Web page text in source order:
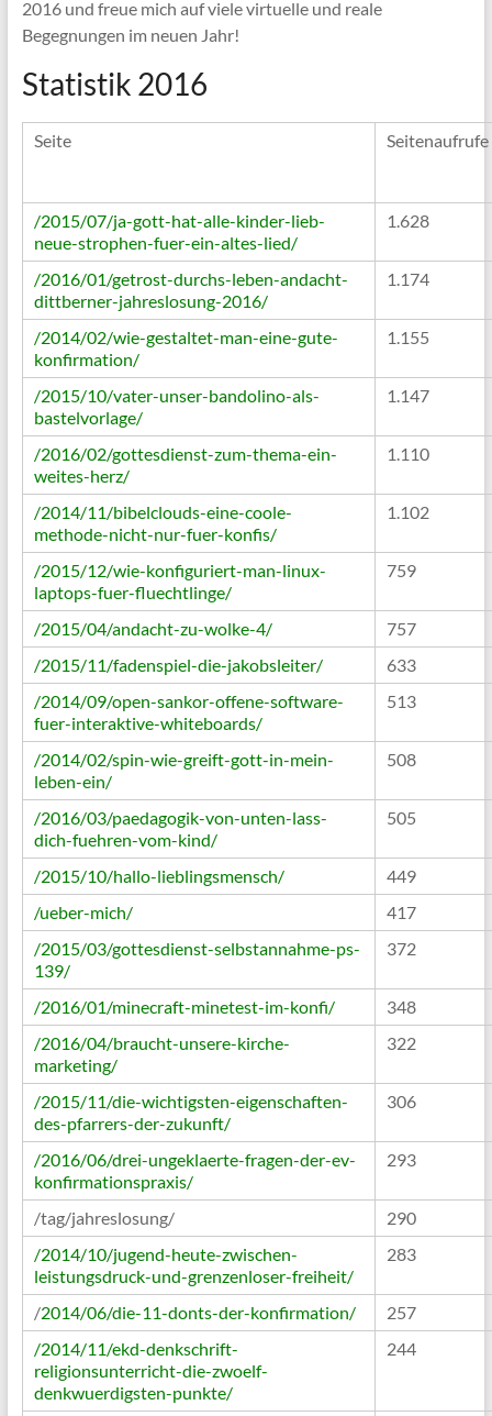
2016 und freue mich auf viele virtuelle und reale
Begegnungen im neuen Jahr!
Statistik 2016
Seite Seitenaufrufe
/2015/07/ja-gott-hat-alle-kinder-lieb-
neue-strophen-fuer-ein-altes-lied/
1.628
/2016/01/getrost-durchs-leben-andacht-
dittberner-jahreslosung-2016/
1.174
/2014/02/wie-gestaltet-man-eine-gute-
konfirmation/
1.155
/2015/10/vater-unser-bandolino-als-
bastelvorlage/
1.147
/2016/02/gottesdienst-zum-thema-ein-
weites-herz/
1.110
/2014/11/bibelclouds-eine-coole-
methode-nicht-nur-fuer-konfis/
1.102
/2015/12/wie-konfiguriert-man-linux-
laptops-fuer-fluechtlinge/
759
/2015/04/andacht-zu-wolke-4/
757
/2015/11/fadenspiel-die-jakobsleiter/
633
/2014/09/open-sankor-offene-software-
fuer-interaktive-whiteboards/
513
/2014/02/spin-wie-greift-gott-in-mein-
leben-ein/
508
/2016/03/paedagogik-von-unten-lass-
dich-fuehren-vom-kind/
505
/2015/10/hallo-lieblingsmensch/
449
/ueber-mich/
417
/2015/03/gottesdienst-selbstannahme-ps-
139/
372
/2016/01/minecraft-minetest-im-konfi/
348
/2016/04/braucht-unsere-kirche-
marketing/
322
/2015/11/die-wichtigsten-eigenschaften-
des-pfarrers-der-zukunft/
306
/2016/06/drei-ungeklaerte-fragen-der-ev-
konfirmationspraxis/
293
/tag/jahreslosung/
290
/2014/10/jugend-heute-zwischen-
leistungsdruck-und-grenzenloser-freiheit/
283
/2014/06/die-11-donts-der-konfirmation/
257
/2014/11/ekd-denkschrift-
religionsunterricht-die-zwoelf-
denkwuerdigsten-punkte/
244